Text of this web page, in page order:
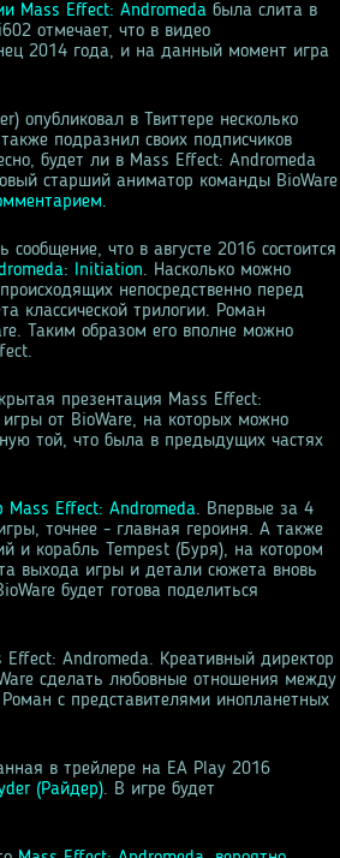
Mass Effect: Andromeda была слита в
отмечает, что в видео
2014 года, и на данный момент игра
опубликовал в Твиттере несколько
подразнил своих подписчиков
будет ли в Mass Effect: Andromeda
старший аниматор команды BioWare
что в августе 2016 состоится
Initiation. Насколько можно
непосредственно перед
классической трилогии. Роман
Таким образом его вполне можно
презентация Mass Effect:
игры от BioWare, на которых можно
той, что была в предыдущих частях
Mass Effect: Andromeda. Впервые за 4
точнее - главная героиня. А также
и корабль Tempest (Буря), на котором
выхода игры и детали сюжета вновь
будет готова поделиться
Andromeda. Креативный директор
сделать любовные отношения между
с представителями инопланетных
в трейлере на EA Play 2016
(Райдер). В игре будет